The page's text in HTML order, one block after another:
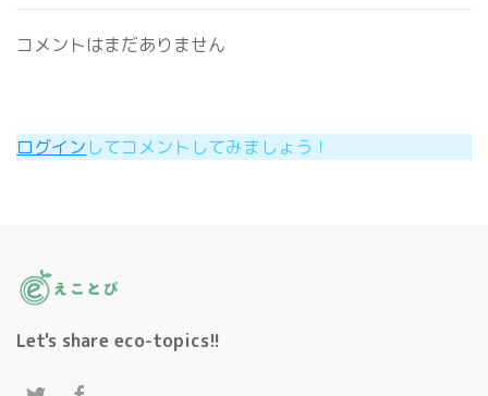
コメントはまだありません
ログインしてコメントしてみましょう！
Let's share eco-topics!!